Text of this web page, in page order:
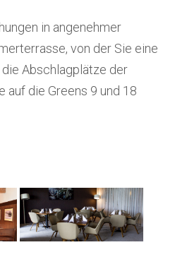
in angenehmer
von der Sie eine
Abschlagplätze der
auf die Greens 9 und 18